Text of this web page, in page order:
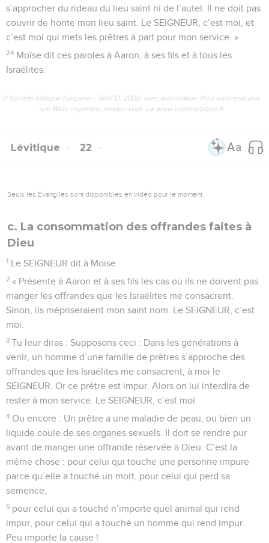
s’approcher du rideau du lieu saint ni de l’autel. Il ne doit pas
couvrir de honte mon lieu saint. Le SEIGNEUR, c’est moi, et
c’est moi qui mets les prêtres à part pour mon service. »
24 Moïse dit ces paroles à Aaron, à ses fils et à tous les
Israélites.
© Société biblique française – Bibli’O, 2000, avec autorisation. Pour vous procurer
une Bible imprimée, rendez-vous sur www.editionsbiblio.fr
Lévitique 22
Seuls les Évangiles sont disponibles en vidéo pour le moment.
c. La consommation des offrandes faites à
Dieu
1 Le SEIGNEUR dit à Moïse :
2 « Présente à Aaron et à ses fils les cas où ils ne doivent pas
manger les offrandes que les Israélites me consacrent.
Sinon, ils mépriseraient mon saint nom. Le SEIGNEUR, c’est
moi.
3 Tu leur diras : Supposons ceci : Dans les générations à
venir, un homme d’une famille de prêtres s’approche des
offrandes que les Israélites me consacrent, à moi le
SEIGNEUR. Or ce prêtre est impur. Alors on lui interdira de
rester à mon service. Le SEIGNEUR, c’est moi.
4 Ou encore : Un prêtre a une maladie de peau, ou bien un
liquide coule de ses organes sexuels. Il doit se rendre pur
avant de manger une offrande réservée à Dieu. C’est la
même chose : pour celui qui touche une personne impure
parce qu’elle a touché un mort, pour celui qui perd sa
semence,
5 pour celui qui a touché n’importe quel animal qui rend
impur, pour celui qui a touché un homme qui rend impur.
Peu importe la cause !